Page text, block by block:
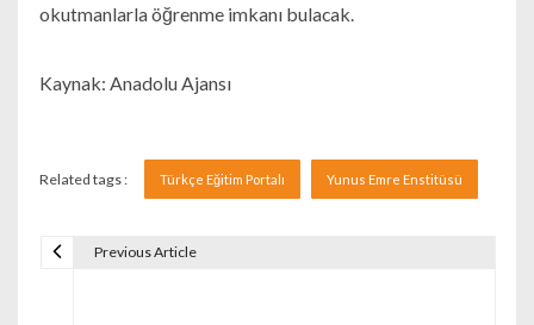
okutmanlarla öğrenme imkanı bulacak.
Kaynak: Anadolu Ajansı
Related tags : Türkçe Eğitim Portalı Yunus Emre Enstitüsü
Previous Article